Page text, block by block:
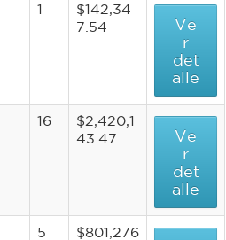
1
$142,34
7.54
Ve
r
det
alle
16
$2,420,1
43.47
Ve
r
det
alle
5
$801,276